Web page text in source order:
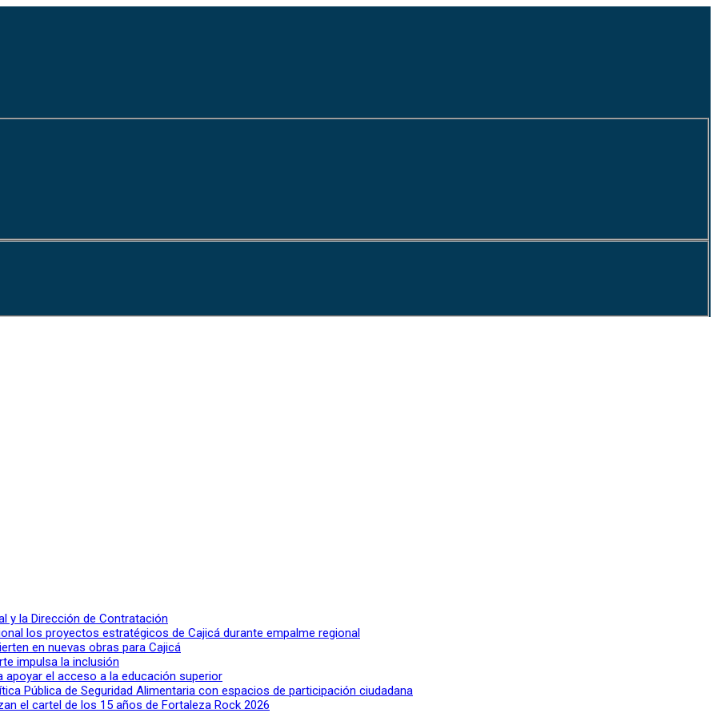
y la Dirección de Contratación
los proyectos estratégicos de Cajicá durante empalme regional
en nuevas obras para Cajicá
impulsa la inclusión
apoyar el acceso a la educación superior
Pública de Seguridad Alimentaria con espacios de participación ciudadana
el cartel de los 15 años de Fortaleza Rock 2026